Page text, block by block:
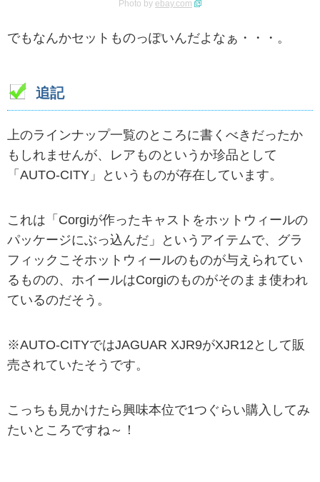
Photo by ebay.com
でもなんかセットものっぽいんだよなぁ・・・。
追記
上のラインナップ一覧のところに書くべきだったか
もしれませんが、レアものというか珍品として
「AUTO-CITY」というものが存在しています。
これは「Corgiが作ったキャストをホットウィールの
パッケージにぶっ込んだ」というアイテムで、グラ
フィックこそホットウィールのものが与えられてい
るものの、ホイールはCorgiのものがそのまま使われ
ているのだそう。
※AUTO-CITYではJAGUAR XJR9がXJR12として販
売されていたそうです。
こっちも見かけたら興味本位で1つぐらい購入してみ
たいところですね～！